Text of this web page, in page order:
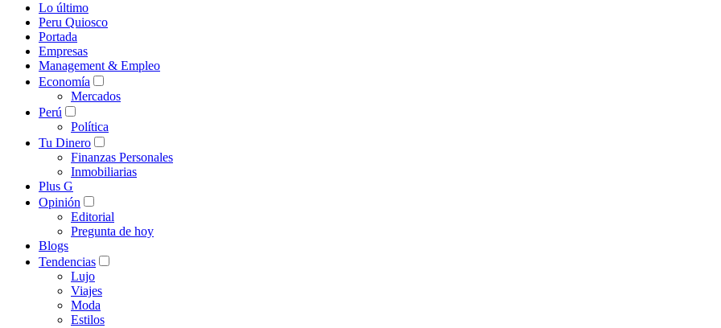
Lo último
Peru Quiosco
Portada
Empresas
Management & Empleo
Economía
Mercados
Perú
Política
Tu Dinero
Finanzas Personales
Inmobiliarias
Plus G
Opinión
Editorial
Pregunta de hoy
Blogs
Tendencias
Lujo
Viajes
Moda
Estilos